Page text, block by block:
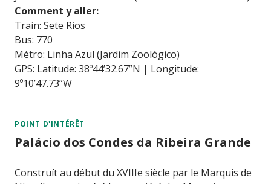
Comment y aller:
Train: Sete Rios
Bus: 770
Métro: Linha Azul (Jardim Zoológico)
GPS: Latitude: 38º44’32.67”N | Longitude:
9º10’47.73”W
POINT D'INTÉRÊT
Palácio dos Condes da Ribeira Grande
Construít au début du XVIIIe siècle par le Marquis de